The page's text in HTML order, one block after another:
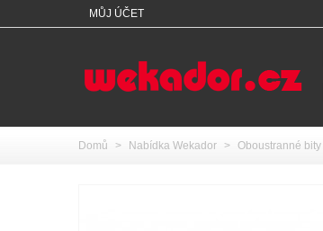
MŮJ ÚČET
Domů > Nabídka Wekador > Oboustranné bity